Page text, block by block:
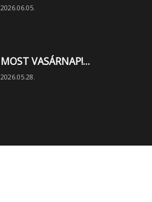
2026.06.05.
MOST VASÁRNAP!…
2026.05.28.